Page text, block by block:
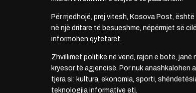
Për rrjedhojë, prej vitesh, Kosova Post, është
në një dritare të besueshme, nëpërmjet së
informohen qytetarët.
Zhvillimet politike në vend, rajon e botë, janë
kryesor të agjencisë. Por nuk anashkalohen
tjera si: kultura, ekonomia, sporti,
teknologjia informative etj.